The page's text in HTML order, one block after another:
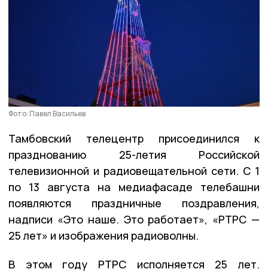
Фото: Павел Васильев
Тамбовский телецентр присоединился к
празднованию 25-летия Российской
телевизионной и радиовещательной сети. С 1
по 13 августа на медиафасаде телебашни
появляются праздничные поздравления,
надписи «Это наше. Это работает», «РТРС —
25 лет» и изображения радиоволны.
В этом году РТРС исполняется 25 лет.